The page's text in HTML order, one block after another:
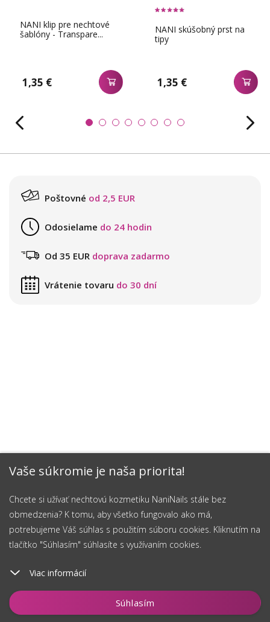
Vaše súkromie je naša priorita!
Chcete si užívať nechtovú kozmetiku NaniNails stále bez
obmedzenia? K tomu, aby všetko fungovalo ako má,
potrebujeme Váš súhlas s použitím súboru cookies. Kliknutím na
tlačítko "Súhlasím" súhlasíte s využívaním cookies.
Viac informácií
Súhlasím
Vložiť do košíka
NANI klip pre nechtové
šablóny - Transpare...
1,35 €
NANI skúšobný prst na
tipy
1,35 €
Poštovné od 2,5 EUR
Odosielame do 24 hodin
Od 35 EUR doprava zadarmo
Vrátenie tovaru do 30 dní